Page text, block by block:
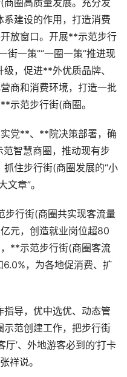
圈高质量发展。充分发
建设的作用，打造消费
放窗口。开展**示范步行
街一策”“一圈一策”推进现
，促进**外优质品牌、
商和消费环境，打造一批
示范步行街(商圈。
党**、**院决策部署，确
智慧商圈，推动现有步
住步行街(商圈发展的“小
章”。
行街(商圈共实现客流量
元，创造就业岗位超80
**示范步行街(商圈客流
，为各地促消费、扩
导，优中选优、动态管
范创建工作，把步行街
’、外地游客必到的‘打卡
祥说。